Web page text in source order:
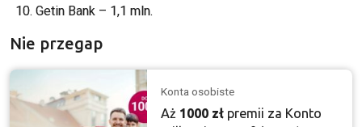
Getin Bank – 1,1 mln.
Nie przegap
Konta osobiste
Aż 1000 zł premii za Konto